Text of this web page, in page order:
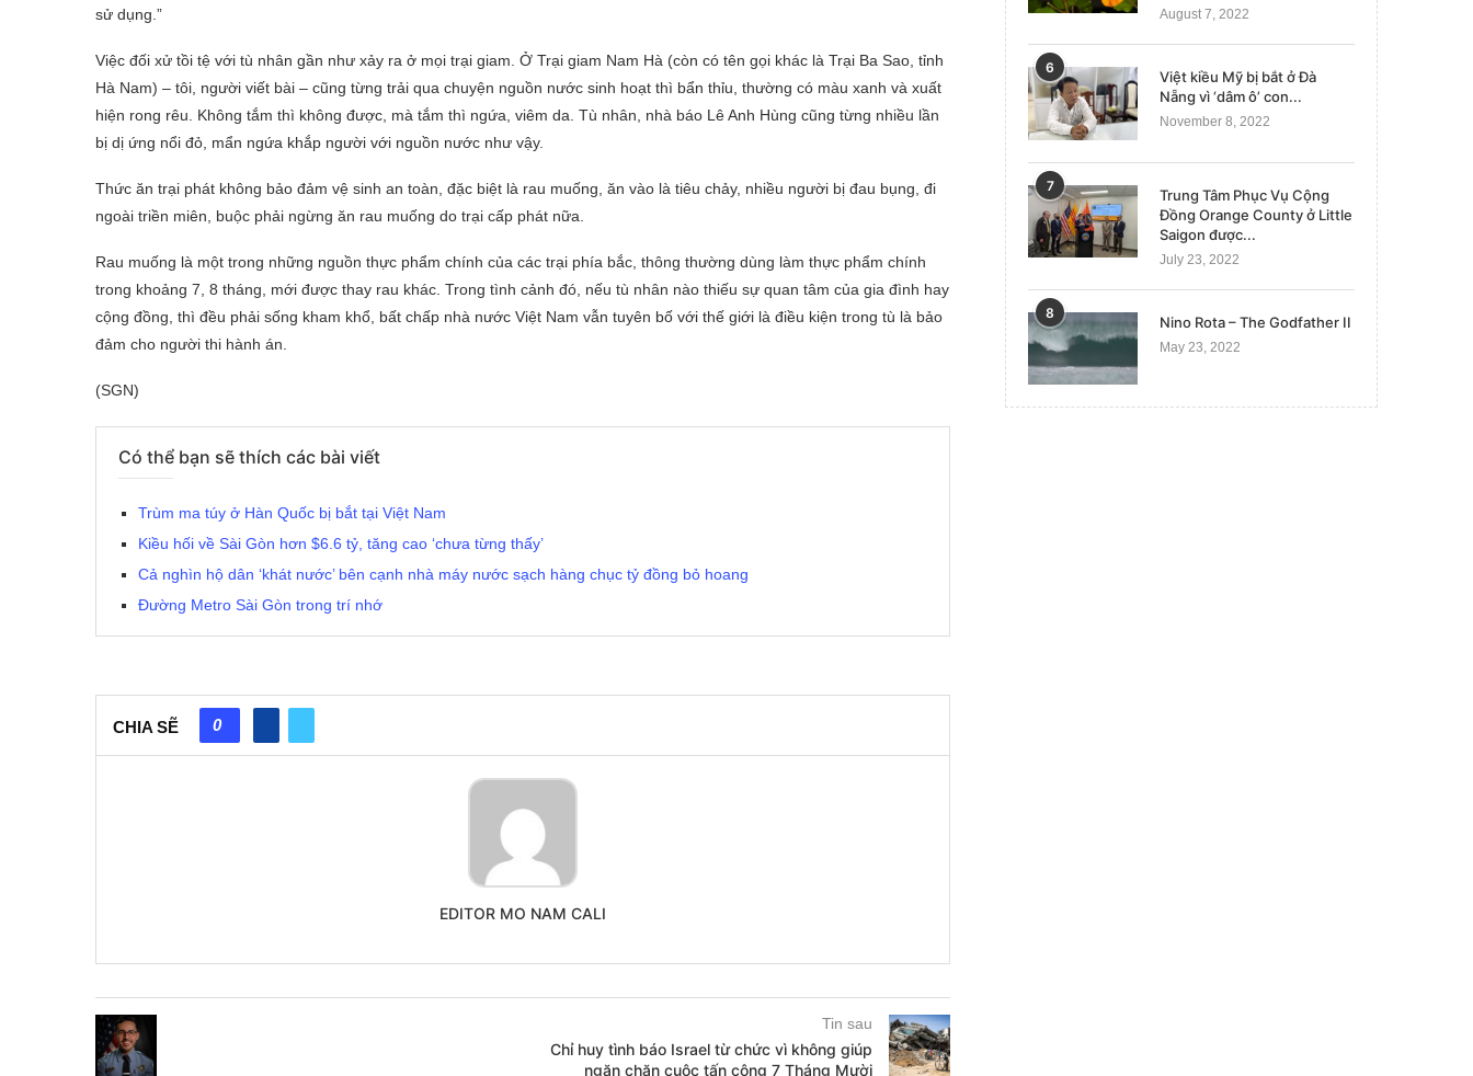
sử dụng.”
Việc đối xử tồi tệ với tù nhân gần như xảy ra ở mọi trại giam. Ở Trại giam Nam Hà (còn có tên gọi khác là Trại Ba Sao, tỉnh
Hà Nam) – tôi, người viết bài – cũng từng trải qua chuyện nguồn nước sinh hoạt thì bẩn thỉu, thường có màu xanh và xuất
hiện rong rêu. Không tắm thì không được, mà tắm thì ngứa, viêm da. Tù nhân, nhà báo Lê Anh Hùng cũng từng nhiều lần
bị dị ứng nổi đỏ, mẩn ngứa khắp người với nguồn nước như vậy.
Thức ăn trại phát không bảo đảm vệ sinh an toàn, đặc biệt là rau muống, ăn vào là tiêu chảy, nhiều người bị đau bụng, đi
ngoài triền miên, buộc phải ngừng ăn rau muống do trại cấp phát nữa.
Rau muống là một trong những nguồn thực phẩm chính của các trại phía bắc, thông thường dùng làm thực phẩm chính
trong khoảng 7, 8 tháng, mới được thay rau khác. Trong tình cảnh đó, nếu tù nhân nào thiếu sự quan tâm của gia đình hay
cộng đồng, thì đều phải sống kham khổ, bất chấp nhà nước Việt Nam vẫn tuyên bố với thế giới là điều kiện trong tù là bảo
đảm cho người thi hành án.
(SGN)
Có thể bạn sẽ thích các bài viết
Trùm ma túy ở Hàn Quốc bị bắt tại Việt Nam
Kiều hối về Sài Gòn hơn $6.6 tỷ, tăng cao ‘chưa từng thấy’
Cả nghìn hộ dân ‘khát nước’ bên cạnh nhà máy nước sạch hàng chục tỷ đồng bỏ hoang
Đường Metro Sài Gòn trong trí nhớ
CHIA SẼ 0
EDITOR MO NAM CALI
Tin sau
Chỉ huy tình báo Israel từ chức vì không giúp
ngăn chặn cuộc tấn công 7 Tháng Mười
August 7, 2022
6
Việt kiều Mỹ bị bắt ở Đà
Nẵng vì ‘dâm ô’ con...
November 8, 2022
7
Trung Tâm Phục Vụ Cộng
Đồng Orange County ở Little
Saigon được...
July 23, 2022
8
Nino Rota – The Godfather II
May 23, 2022